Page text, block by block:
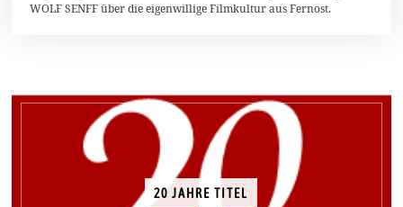
0
WOLF SENFF über die eigenwillige Filmkultur aus Fernost.
20 JAHRE TITEL